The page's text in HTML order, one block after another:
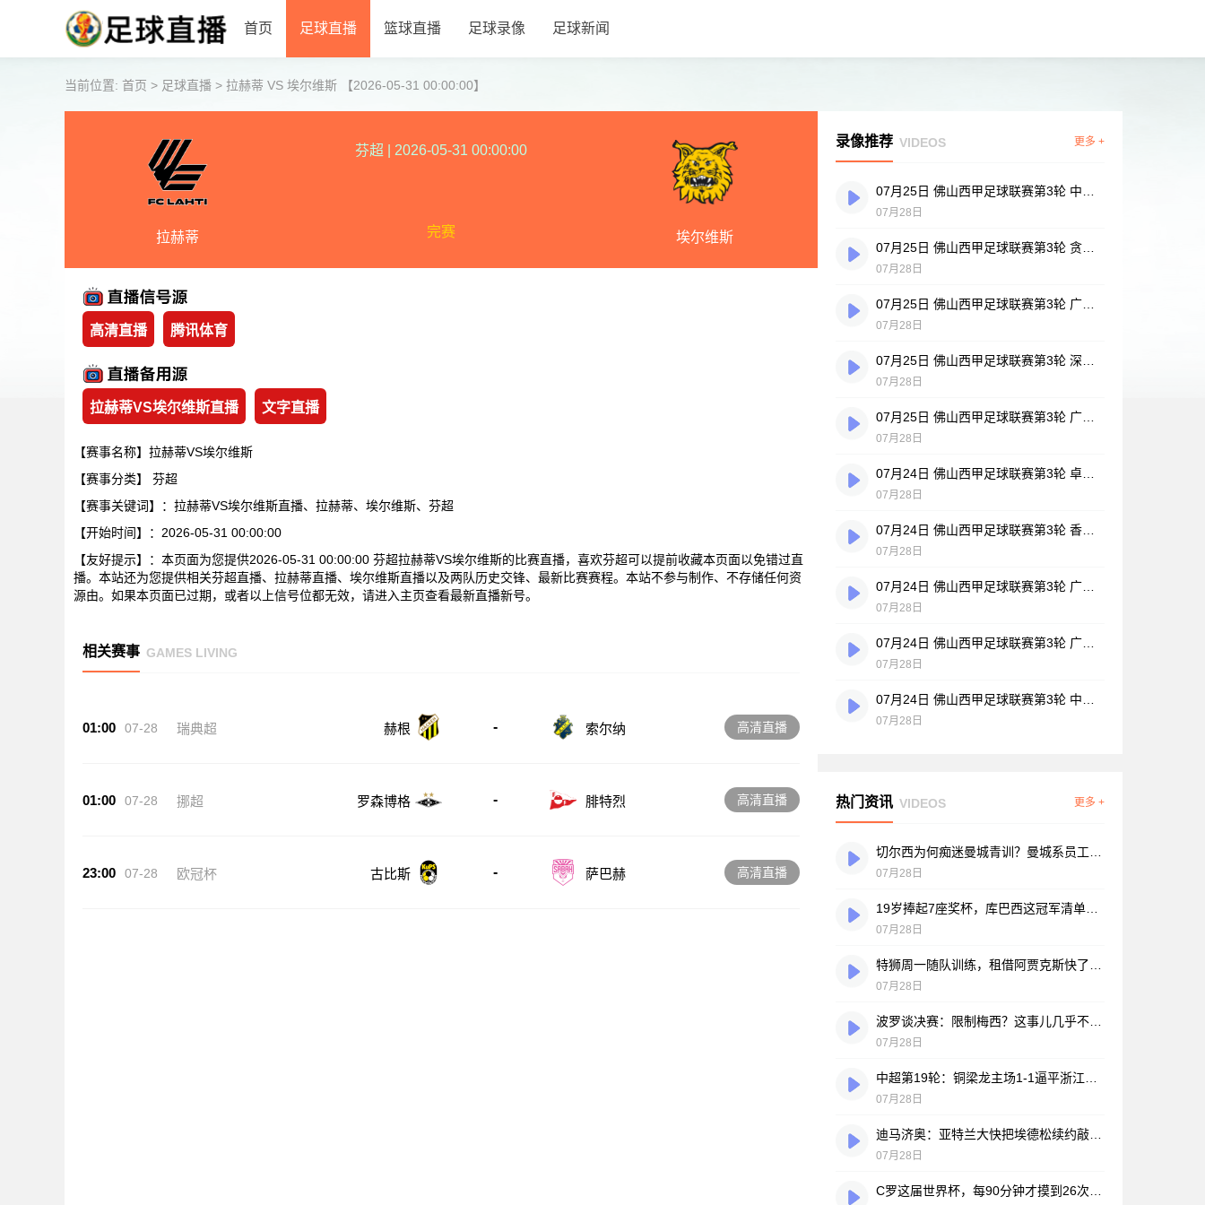
首页 足球直播 篮球直播 足球录像 足球新闻
当前位置: 首页 > 足球直播 > 拉赫蒂 VS 埃尔维斯 【2026-05-31 00:00:00】
拉赫蒂
芬超 2026-05-31 00:00:00
完赛 埃尔维斯
高清直播 腾讯体育
拉赫蒂VS埃尔维斯直播 文字直播
【赛事名称】拉赫蒂VS埃尔维斯
【赛事分类】 芬超
【赛事关键词】：拉赫蒂VS埃尔维斯直播、拉赫蒂、埃尔维斯、芬超
【开始时间】：2026-05-31 00:00:00
【友好提示】：本页面为您提供2026-05-31 00:00:00 芬超拉赫蒂VS埃尔维斯的比赛直播，喜欢芬超可以提前收藏本页面以免错过直
播。本站还为您提供相关芬超直播、拉赫蒂直播、埃尔维斯直播以及两队历史交锋、最新比赛赛程。本站不参与制作、不存储任何资
源由。如果本页面已过期，或者以上信号位都无效，请进入主页查看最新直播新号。
相关赛事 GAMES LIVING
01:00 07-28 瑞典超 赫根 - 索尔纳 高清直播
01:00 07-28 挪超 罗森博格 - 腓特烈 高清直播
23:00 07-28 欧冠杯 古比斯 - 萨巴赫 高清直播
录像推荐 VIDEOS 更多 +
07月28日
07月28日
07月28日
07月28日
07月28日
07月28日
07月28日
07月28日
07月28日
07月28日
热门资讯 VIDEOS 更多 +
07月28日
07月28日
07月28日
07月28日
07月28日
07月28日